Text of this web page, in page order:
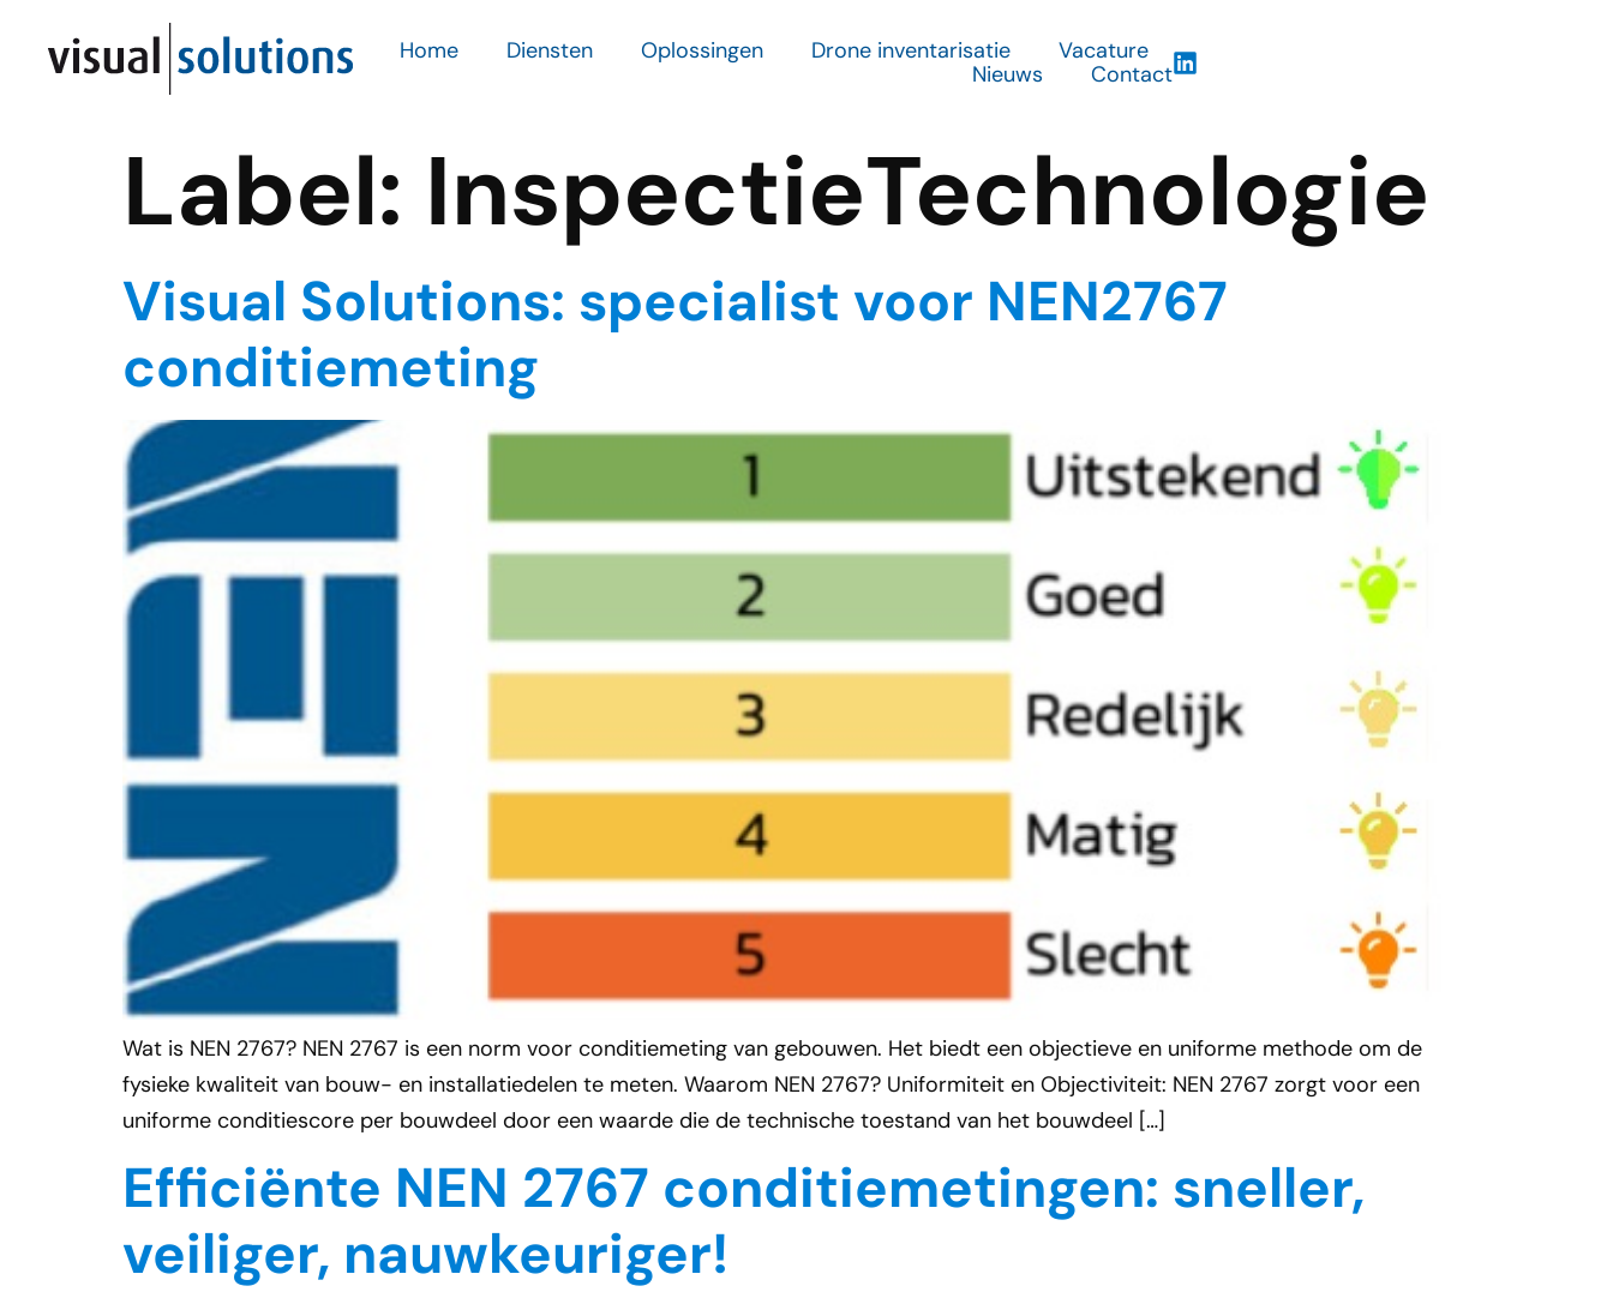
Home Diensten Oplossingen Drone inventarisatie
Vacature
Nieuws
Contact
Label: InspectieTechnologie
Visual Solutions: specialist voor NEN2767
conditiemeting
Wat is NEN 2767? NEN 2767 is een norm voor conditiemeting van gebouwen. Het biedt een objectieve en uniforme methode om de
fysieke kwaliteit van bouw- en installatiedelen te meten. Waarom NEN 2767? Uniformiteit en Objectiviteit: NEN 2767 zorgt voor een
uniforme conditiescore per bouwdeel door een waarde die de technische toestand van het bouwdeel […]
Efficiënte NEN 2767 conditiemetingen: sneller,
veiliger, nauwkeuriger!